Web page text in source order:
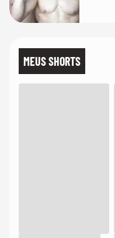
MEUS SHORTS